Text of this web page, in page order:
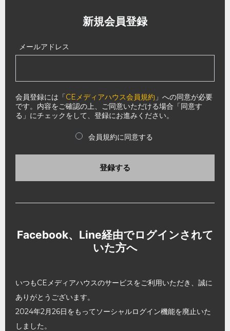
新規会員登録
メールアドレス
会員登録には「CEメディアハウス会員規約 」への同意が必要
です。内容をご確認の上、ご同意いただける場合「同意す
る」にチェックをして、登録にお進みください。
会員規約に同意する
登録する
Facebook、Line経由でログインされて
いた方へ
いつもCEメディアハウスのサービスをご利用いただき、誠に
ありがとうございます。
2024年2月26日をもってソーシャルログイン機能を廃止いた
しました。